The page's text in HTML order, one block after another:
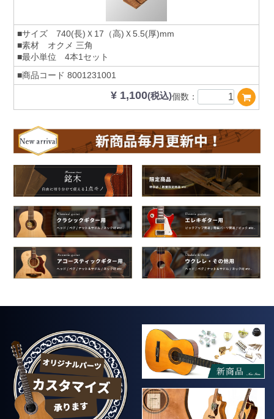
■サイズ 740(長)Ｘ17（高)Ｘ5.5(厚)mm
■素材 オクメ 三角
■最小単位 4本1セット
■商品コード 8001231001
¥ 1,100(税込)個数：